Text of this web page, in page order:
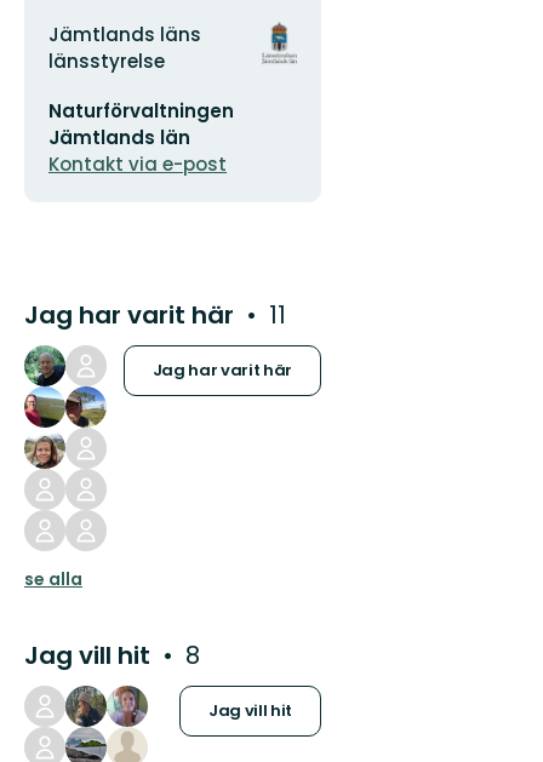
Adress
Jämtlands läns
länsstyrelse
postadress
Naturförvaltningen
Jämtlands län
Kontakt via e-post
Organisationens
logotyp
Jag har varit här 11
Jag har varit här
se alla
Jag vill hit 8
Jag vill hit